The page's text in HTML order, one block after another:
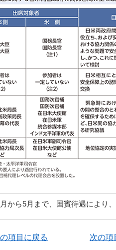
ら5月まで、国賓待遇により、
項目に戻る 次の項